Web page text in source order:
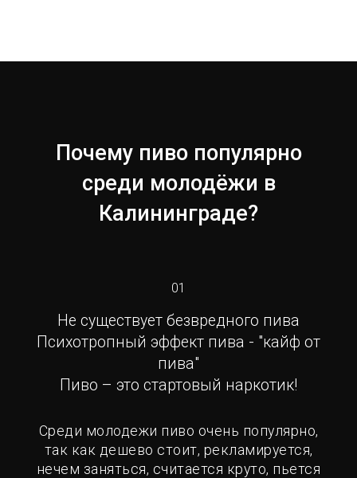
Почему пиво популярно
среди молодёжи в
Калининграде?
01
Не существует безвредного пива
Психотропный эффект пива - "кайф от
пива"
Пиво – это стартовый наркотик!
Среди молодежи пиво очень популярно,
так как дешево стоит, рекламируется,
нечем заняться, считается круто, пьется